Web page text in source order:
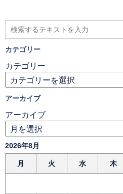
カテゴリー
カテゴリー
アーカイブ
アーカイブ
2026年8月
月 火 水 木